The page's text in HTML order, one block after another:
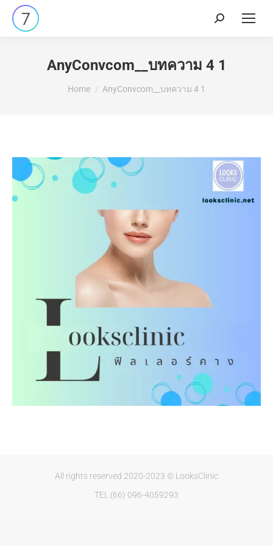
AnyConvcom__บทความ 4 1
You are here:
Home AnyConvcom__บทความ 4 1
All rights reserved 2020-2023 © LooksClinic
TEL (66) 096-4059293